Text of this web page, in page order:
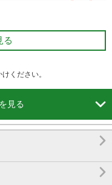
る
ください。
見る 

